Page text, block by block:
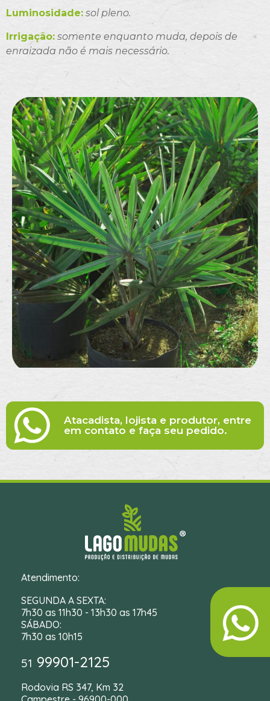
Luminosidade: sol pleno.
Irrigação: somente enquanto muda, depois de
enraizada não é mais necessário.
Atacadista, lojista e produtor, entre
em contato e faça seu pedido.
Atendimento:
SEGUNDA A SEXTA:
7h30 as 11h30 - 13h30 as 17h45
SÁBADO:
7h30 as 10h15
51 99901-2125
Rodovia RS 347, Km 32